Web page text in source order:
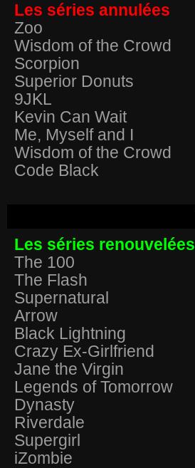
Les séries annulées
Zoo
Wisdom of the Crowd
Scorpion
Superior Donuts
9JKL
Kevin Can Wait
Me, Myself and I
Wisdom of the Crowd
Code Black
Les séries renouvelées
The 100
The Flash
Supernatural
Arrow
Black Lightning
Crazy Ex-Girlfriend
Jane the Virgin
Legends of Tomorrow
Dynasty
Riverdale
Supergirl
iZombie